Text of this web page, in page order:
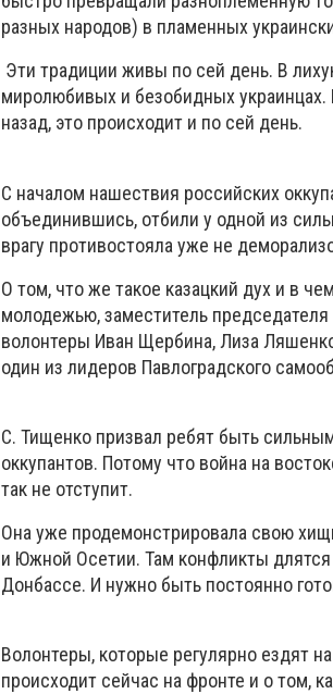
разных народов) в пламенных
Эти традиции живы по сей день. В
миролюбивых и безобидных
назад, это происходит и по сей день.
С началом нашествия российских
объединившись, отбили у одной из
врагу противостояла уже не
О том, что же такое казацкий дух и в
молодежью, заместитель председателя
волонтеры Иван Щербина, Лиза
один из лидеров Павлоградского
С. Тищенко призвал ребят быть
оккупантов. Потому что война на
так не отступит.
Она уже продемонстрировала свою
и Южной Осетии. Там конфликты
Донбассе. И нужно быть постоянно
Волонтеры, которые регулярно ездят
происходит сейчас на фронте и о том,